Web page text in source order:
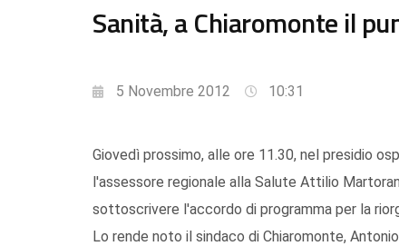
Sanità, a Chiaromonte il
5 Novembre 2012 10:31
Giovedì prossimo, alle ore 11.30, nel presidio
l'assessore regionale alla Salute Attilio
sottoscrivere l'accordo di programma per la
Lo rende noto il sindaco di Chiaromonte,